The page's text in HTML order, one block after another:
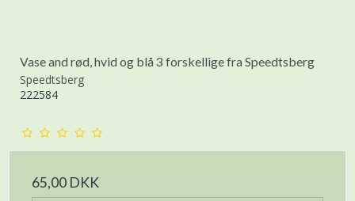
Vase and rød, hvid og blå 3 forskellige fra Speedtsberg
Speedtsberg
222584
65,00 DKK